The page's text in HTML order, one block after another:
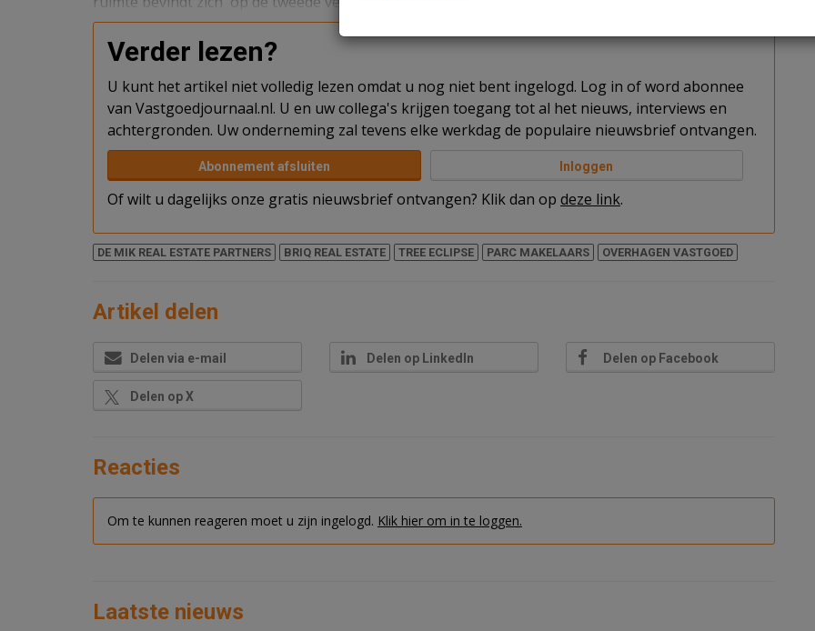
Verder lezen?
U kunt het artikel niet volledig lezen omdat u nog niet bent ingelogd. Log in of word abonnee
van Vastgoedjournaal.nl. U en uw collega's krijgen toegang tot al het nieuws, interviews en
achtergronden. Uw onderneming zal tevens elke werkdag de populaire nieuwsbrief ontvangen.
Abonnement afsluiten Inloggen
Of wilt u dagelijks onze gratis nieuwsbrief ontvangen? Klik dan op deze link.
DE MIK REAL ESTATE PARTNERS BRIQ REAL ESTATE TREE ECLIPSE PARC MAKELAARS OVERHAGEN VASTGOED
Artikel delen
Delen via e-mail Delen op LinkedIn Delen op Facebook
Delen op X
Reacties
Om te kunnen reageren moet u zijn ingelogd. Klik hier om in te loggen.
Laatste nieuws